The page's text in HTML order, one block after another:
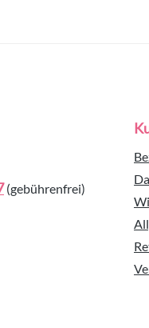
(gebührenfrei)